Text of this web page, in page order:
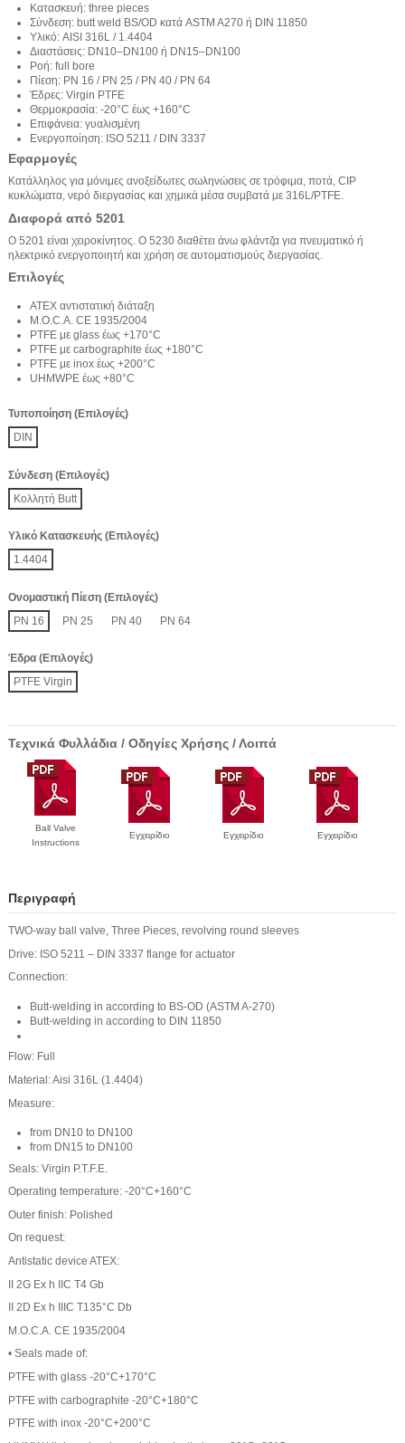
Κατασκευή: three pieces
Σύνδεση: butt weld BS/OD κατά ASTM A270 ή DIN 11850
Υλικό: AISI 316L / 1.4404
Διαστάσεις: DN10–DN100 ή DN15–DN100
Ροή: full bore
Πίεση: PN 16 / PN 25 / PN 40 / PN 64
Έδρες: Virgin PTFE
Θερμοκρασία: -20°C έως +160°C
Επιφάνεια: γυαλισμένη
Ενεργοποίηση: ISO 5211 / DIN 3337
Εφαρμογές
Κατάλληλος για μόνιμες ανοξείδωτες σωληνώσεις σε τρόφιμα, ποτά, CIP
κυκλώματα, νερό διεργασίας και χημικά μέσα συμβατά με 316L/PTFE.
Διαφορά από 5201
Ο 5201 είναι χειροκίνητος. Ο 5230 διαθέτει άνω φλάντζα για πνευματικό ή
ηλεκτρικό ενεργοποιητή και χρήση σε αυτοματισμούς διεργασίας.
Επιλογές
ATEX αντιστατική διάταξη
M.O.C.A. CE 1935/2004
PTFE με glass έως +170°C
PTFE με carbographite έως +180°C
PTFE με inox έως +200°C
UHMWPE έως +80°C
Τυποποίηση (Επιλογές)
DIN
Σύνδεση (Επιλογές)
Κολλητή Butt
Υλικό Κατασκευής (Επιλογές)
1.4404
Ονομαστική Πίεση (Επιλογές)
PN 16
PN 25 PN 40 PN 64
Έδρα (Επιλογές)
PTFE Virgin
Τεχνικά Φυλλάδια / Οδηγίες Χρήσης / Λοιπά
Ball Valve
Instructions
Εγχειρίδιο Εγχειρίδιο Εγχειρίδιο
Περιγραφή
TWO-way ball valve, Three Pieces, revolving round sleeves
Drive: ISO 5211 – DIN 3337 flange for actuator
Connection:
Butt-welding in according to BS-OD (ASTM A-270)
Butt-welding in according to DIN 11850
Flow: Full
Material: Aisi 316L (1.4404)
Measure:
from DN10 to DN100
from DN15 to DN100
Seals: Virgin P.T.F.E.
Operating temperature: -20°C+160°C
Outer finish: Polished
On request:
Antistatic device ATEX:
II 2G Ex h IIC T4 Gb
II 2D Ex h IIIC T135°C Db
M.O.C.A. CE 1935/2004
• Seals made of:
PTFE with glass -20°C+170°C
PTFE with carbographite -20°C+180°C
PTFE with inox -20°C+200°C